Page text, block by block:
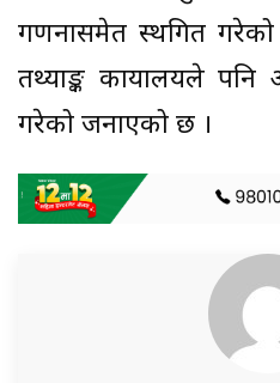
गणनासमेत स्थगित
तथ्याङ्क कार्यालयले
गरेको जनाएको छ ।